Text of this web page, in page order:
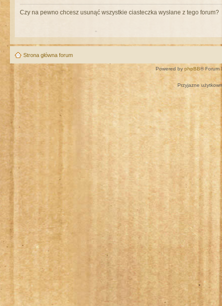
Czy na pewno chcesz usunąć wszystkie ciasteczka wysłane z tego forum?
Strona główna forum
Powered by phpBB® Forum
Przyjazne